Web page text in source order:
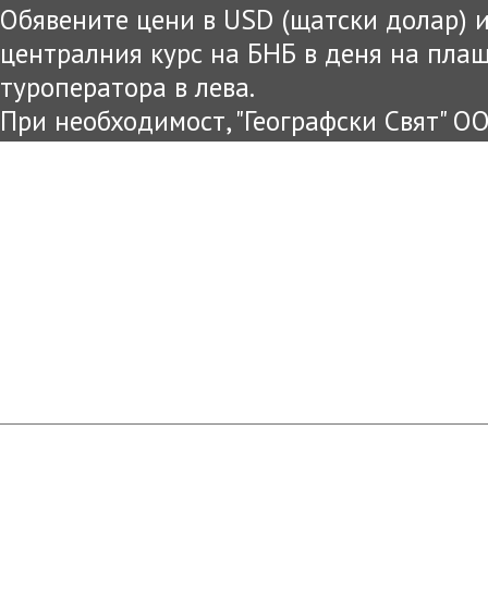
Обявените цени в USD (щатски долар)
централния курс на БНБ в деня на
туроператора в лева.
При необходимост, "Географски Свят"
цените и условията на предложената